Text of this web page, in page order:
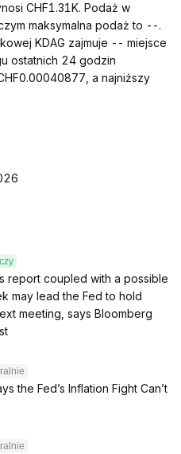
CHF1.31K. Podaż w
maksymalna podaż to --.
KDAG zajmuje -- miejsce
ostatnich 24 godzin
a najniższy
report coupled with a possible
may lead the Fed to hold
meeting, says Bloomberg
the Fed’s Inflation Fight Can’t